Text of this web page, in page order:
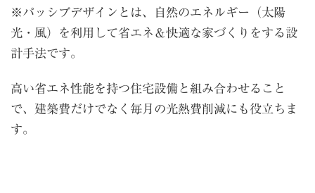
※パッシブデザインとは、自然のエネルギー（太陽
光・風）を利用して省エネ＆快適な家づくりをする設
計手法です。
高い省エネ性能を持つ住宅設備と組み合わせること
で、建築費だけでなく毎月の光熱費削減にも役立ちま
す。